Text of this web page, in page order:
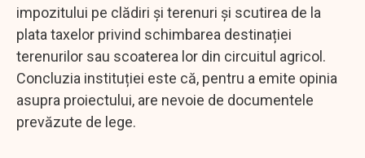
impozitului pe clădiri și terenuri și scutirea de la
plata taxelor privind schimbarea destinației
terenurilor sau scoaterea lor din circuitul agricol.
Concluzia instituției este că, pentru a emite opinia
asupra proiectului, are nevoie de documentele
prevăzute de lege.